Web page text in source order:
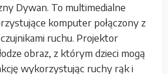
Dywan. To multimedialne
komputer połączony z
ruchu. Projektor
obraz, z którym dzieci mogą
wykorzystując ruchy rąk i